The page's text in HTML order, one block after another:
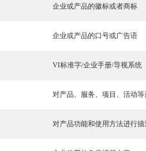
企业或产品的徽标或者商标
企业或产品的口号或广告语
VI标准字/企业手册/导视系统
对产品、服务、项目、活动
对产品功能和使用方法进行